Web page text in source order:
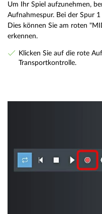
Um Ihr Spiel aufzunehmen,
Aufnahmespur. Bei der Spur
Dies können Sie am roten
erkennen.
Klicken Sie auf die rote
Transportkontrolle.